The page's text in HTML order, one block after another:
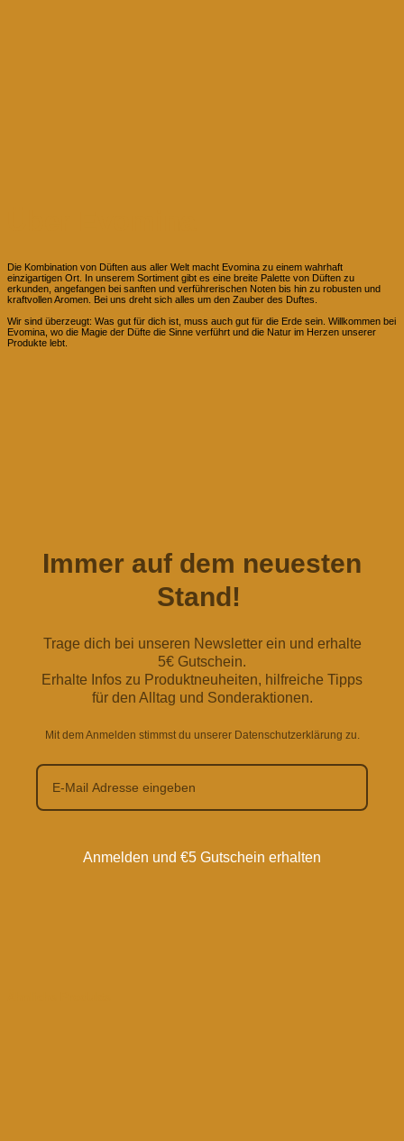
Die Kombination von Düften aus aller Welt macht Evomina zu einem wahrhaft
einzigartigen Ort. In unserem Sortiment gibt es eine breite Palette von Düften zu
erkunden, angefangen bei sanften und verführerischen Noten bis hin zu robusten und
kraftvollen Aromen. Bei uns dreht sich alles um den Zauber des Duftes.
Wir sind überzeugt: Was gut für dich ist, muss auch gut für die Erde sein. Willkommen bei
Evomina, wo die Magie der Düfte die Sinne verführt und die Natur im Herzen unserer
Produkte lebt.
Immer auf dem neuesten
Stand!
Trage dich bei unseren Newsletter ein und erhalte
5€ Gutschein.
Erhalte Infos zu Produktneuheiten, hilfreiche Tipps
für den Alltag und Sonderaktionen.
Mit dem Anmelden stimmst du unserer Datenschutzerklärung zu.
Anmelden und €5 Gutschein erhalten